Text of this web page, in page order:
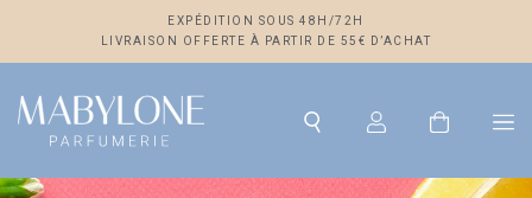
EXPÉDITION SOUS 48H/72H
LIVRAISON OFFERTE À PARTIR DE 55€ D’ACHAT